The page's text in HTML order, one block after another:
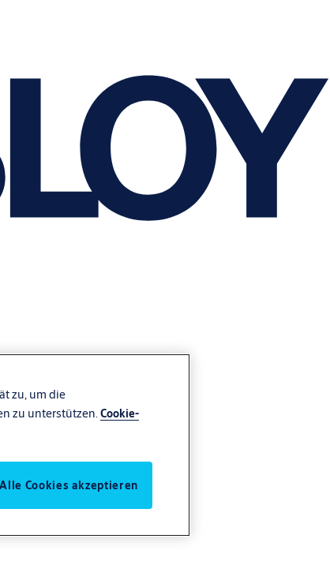
zu, um die
zu unterstützen.Cookie-
Alle Cookies akzeptieren